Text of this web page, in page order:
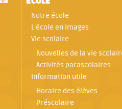
Notre école
L’école en images
Vie scolaire
Nouvelles de la vie
Activités parascolaires
Information utile
Horaire des élèves
Préscolaire